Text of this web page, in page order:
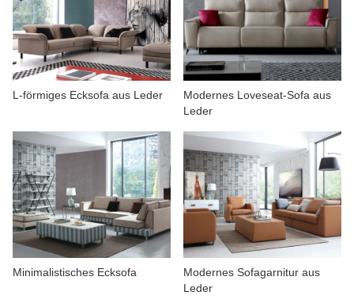
L-förmiges Ecksofa aus Leder
Modernes Loveseat-Sofa aus
Leder
Minimalistisches Ecksofa
Modernes Sofagarnitur aus
Leder